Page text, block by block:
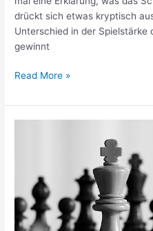
drückt sich etwas kryptisch
Unterschied in der Spielstärke
gewinnt
Pro
Contra
des
Read More »